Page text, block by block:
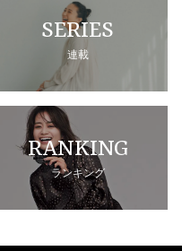
SERIES
連載
RANKING
ランキング